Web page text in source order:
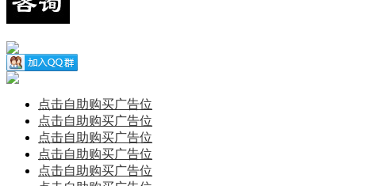
点击自助购买广告位
点击自助购买广告位
点击自助购买广告位
点击自助购买广告位
点击自助购买广告位